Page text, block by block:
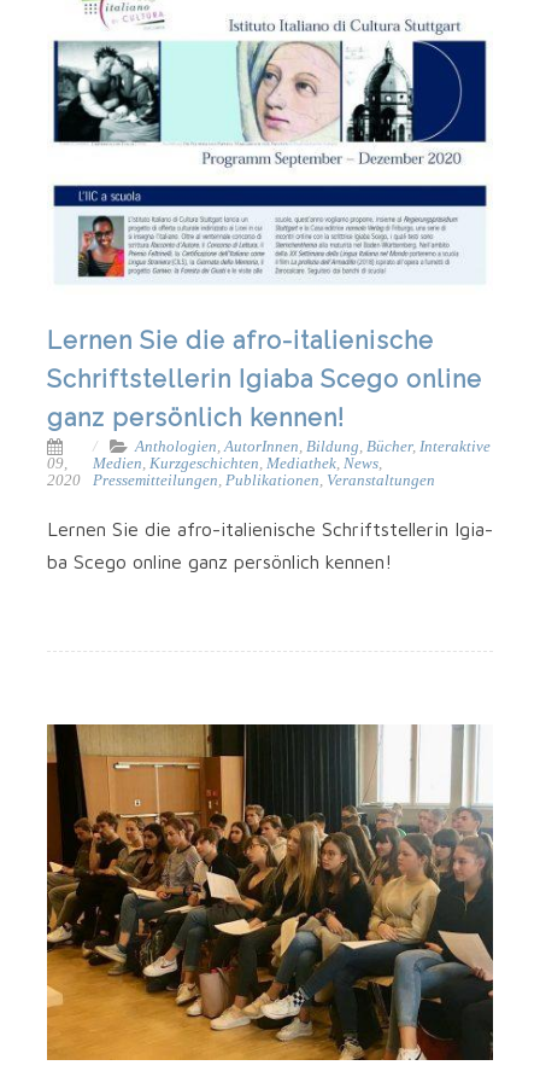
Lernen Sie die afro-italienische
Schriftstellerin Igiaba Scego online
ganz persönlich kennen!
09,
2020
Anthologien,AutorInnen, Bildung, Bücher, Interaktive
Medien, Kurzgeschichten, Mediathek, News,
Pressemitteilungen, Publikationen, Veranstaltungen
Ler­nen Sie die afro-italienische Schrift­stel­le­rin Igi­a­
ba Sce­go online ganz per­sön­lich kennen!